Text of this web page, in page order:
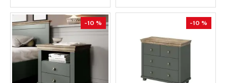
-10 % -10 %